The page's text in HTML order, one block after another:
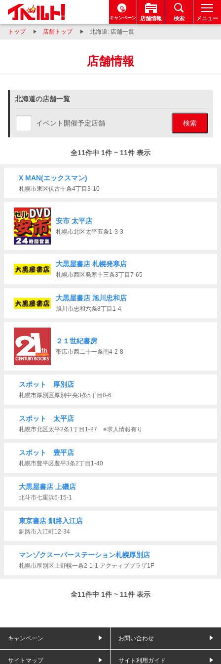
キャンペーン 店舗情報 検索 メニュー
トップ 店舗トップ 北海道: 店舗一覧
店舗情報
北海道の店舗一覧
イベント開催予定店舗 検索
全11件中 1件 ~ 11件 表示
X MAN(エックスマン)
札幌市東区伏古十条4丁目3-10
安市 太平店
札幌市北区太平五条1-3-3
大黒屋書店 札幌発寒店
札幌市西区発寒十三条3丁目7-65
大黒屋書店 旭川忠和店
旭川市忠和六条8丁目1-4
２１世紀書房
帯広市西二十一条南4-2-8
スポット 厚別店
札幌市厚別区厚別中央3条5丁目8-6
スポット 太平店
札幌市北区太平2条1丁目1-27 ※求人情報有り
スポット 豊平店
札幌市豊平区豊平3条2丁目1-40
大黒屋書店 上磯店
北斗市七重浜5-15-1
東京書店 釧路入江店
釧路市入江町12-34
マンゾクスーパーステーション札幌厚別店
札幌市厚別区上野幌一条2-1-1 アクティブプラザ1F
全11件中 1件 ~ 11件 表示
キャンペーン お問い合わせ
サイトマップ サイト利用ガイド